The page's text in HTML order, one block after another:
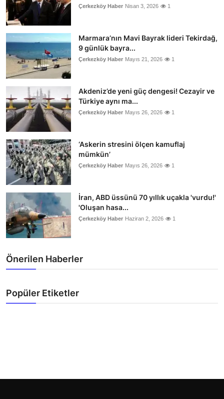
Çerkezköy Haber Nisan 3, 2026 1
Marmara’nın Mavi Bayrak lideri Tekirdağ,
9 günlük bayra...
Çerkezköy Haber Mayıs 21, 2026 1
Akdeniz’de yeni güç dengesi! Cezayir ve
Türkiye aynı ma...
Çerkezköy Haber Mayıs 26, 2026 1
‘Askerin stresini ölçen kamuflaj
mümkün’
Çerkezköy Haber Mayıs 26, 2026 1
İran, ABD üssünü 70 yıllık uçakla 'vurdu!'
'Oluşan hasa...
Çerkezköy Haber Haziran 2, 2026 1
Önerilen Haberler
Popüler Etiketler